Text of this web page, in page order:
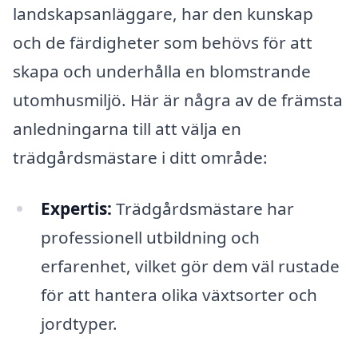
landskapsanläggare, har den kunskap
och de färdigheter som behövs för att
skapa och underhålla en blomstrande
utomhusmiljö. Här är några av de främsta
anledningarna till att välja en
trädgårdsmästare i ditt område:
Expertis: Trädgårdsmästare har
professionell utbildning och
erfarenhet, vilket gör dem väl rustade
för att hantera olika växtsorter och
jordtyper.